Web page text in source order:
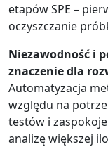
etapów SPE –
oczyszczanie
Niezawodność i
znaczenie dla
Automatyzacja
względu na
testów i
analizę większej